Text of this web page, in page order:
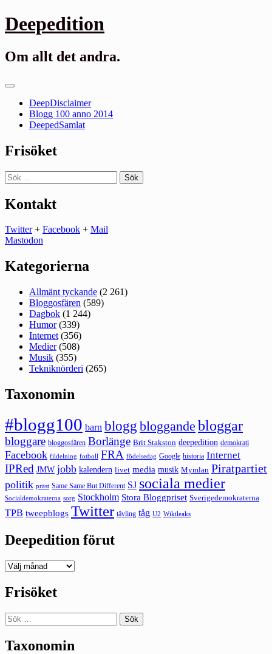
Gå
till
Deepedition
Om allt det andra.
Primär
DeepDisclaimer
Blogg 100 anno 2014
DeepedSamlat
Frisöket
Sök
efter:
Kontakt
Twitter+ Facebook + Mail
Mastodon
Kategorierna
Allmänt tyckande (2 261)
Bloggosfären (589)
Dagbok (1 244)
Humor(339)
Internet (356)
Medier(508)
Musik (355)
Tekniknörderi (265)
Taxonomin
#blogg100 barn blogg bloggande bloggar
bloggare bloggosfären Borlänge Brit Stakston deepedition demokrati
Facebook fildelning fotboll FRA födelsedag Google historia Internet
IPRed JMW jobb kalendern livet media musik Mymlan Piratpartiet
politik präst Same Same But Different SJ sociala medier
Socialdemokraterna sorg Stockholm Stora Bloggpriset Sverigedemokraterna
TPB tweepblogs Twitter tävling tåg U2 Wikileaks
Deepedition förut
Deepedition
Frisöket
Sök
efter:
Taxonomin